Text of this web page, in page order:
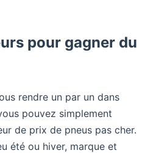
pour gagner du
rendre un par un dans
pouvez simplement
de prix de pneus pas cher.
été ou hiver, marque et